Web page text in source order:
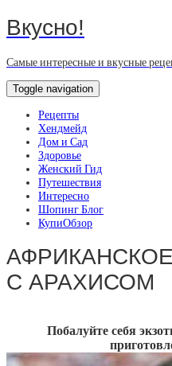
Вкусно!
Самые интересные и вкусные
Toggle navigation
Рецепты
Хендмейд
Дом и Сад
Здоровье
Женский Гид
Путешествия
Интересно
Шопинг Блог
КупиОбзор
С АРАХИСОМ
Побалуйте себя